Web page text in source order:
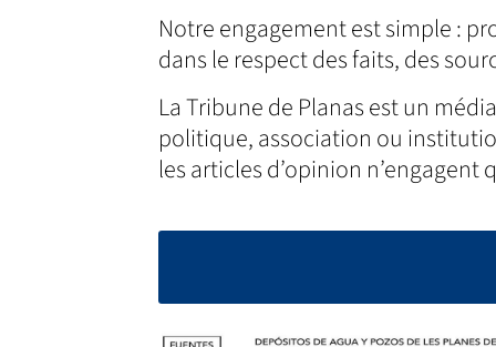
Notre engagement est simple :
dans le respect des faits, des
La Tribune de Planas est un
politique, association ou
les articles d’opinion n’engagent